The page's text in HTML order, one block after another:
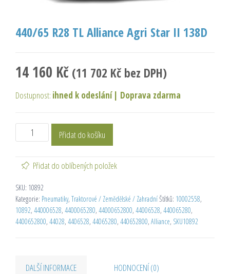
440/65 R28 TL Alliance Agri Star II 138D
14 160 Kč (11 702 Kč bez DPH)
Dostupnost: ihned k odeslání | Doprava zdarma
Přidat do košíku
Přidat do oblíbených položek
SKU: 10892
Kategorie: Pneumatiky, Traktorové / Zemědělské / ZahradníŠtítků: 10002558,
10892, 440006528, 4400065280, 44000652800, 44006528, 440065280,
4400652800, 44028, 4406528, 44065280, 440652800, Alliance, SKU10892
DALŠÍ INFORMACE HODNOCENÍ (0)